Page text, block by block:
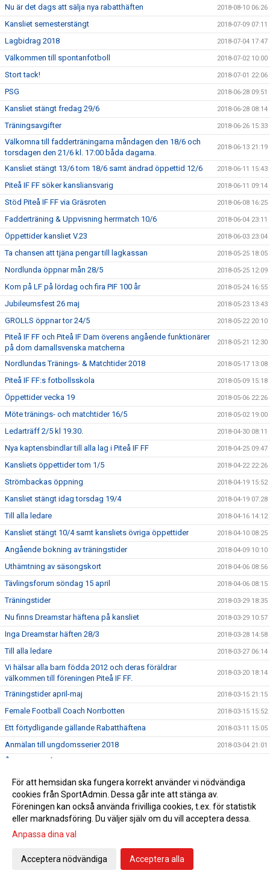
Nu är det dags att sälja nya rabatthäften 2018-08-10 06:26
Kansliet semesterstängt 2018-07-09 07:11
Lagbidrag 2018 2018-07-04 17:47
Välkommen till spontanfotboll 2018-07-02 10:00
Stort tack! 2018-07-01 22:06
PSG 2018-06-28 09:51
Kansliet stängt fredag 29/6 2018-06-28 08:14
Träningsavgifter 2018-06-26 15:33
Välkomna till fadderträningarna måndagen den 18/6 och
torsdagen den 21/6 kl. 17:00 båda dagarna.
2018-06-13 21:19
Kansliet stängt 13/6 tom 18/6 samt ändrad öppettid 12/6 2018-06-11 15:43
Piteå IF FF söker kansliansvarig 2018-06-11 09:14
Stöd Piteå IF FF via Gräsroten 2018-06-08 16:25
Fadderträning & Uppvisning herrmatch 10/6 2018-06-04 23:11
Öppettider kansliet V.23 2018-06-03 23:04
Ta chansen att tjäna pengar till lagkassan 2018-05-25 18:05
Nordlunda öppnar mån 28/5 2018-05-25 12:09
Kom på LF på lördag och fira PIF 100 år 2018-05-24 16:55
Jubileumsfest 26 maj 2018-05-23 13:43
GROLLS öppnar tor 24/5 2018-05-22 20:10
Piteå IF FF och Piteå IF Dam överens angående funktionärer
på dom damallsvenska matcherna
2018-05-21 12:30
Nordlundas Tränings- & Matchtider 2018 2018-05-17 13:08
Piteå IF FF:s fotbollsskola 2018-05-09 15:18
Öppettider vecka 19 2018-05-06 22:26
Möte tränings- och matchtider 16/5 2018-05-02 19:00
Ledarträff 2/5 kl 19.30. 2018-04-30 08:11
Nya kaptensbindlar till alla lag i Piteå IF FF 2018-04-25 09:47
Kansliets öppettider tom 1/5 2018-04-22 22:26
Strömbackas öppning 2018-04-19 15:52
Kansliet stängt idag torsdag 19/4 2018-04-19 07:28
Till alla ledare 2018-04-16 14:12
Kansliet stängt 10/4 samt kansliets övriga öppettider 2018-04-10 08:25
Angående bokning av träningstider 2018-04-09 10:10
Uthämtning av säsongskort 2018-04-06 08:56
Tävlingsforum söndag 15 april 2018-04-06 08:15
Träningstider 2018-03-29 18:35
Nu finns Dreamstar häftena på kansliet 2018-03-29 10:57
Inga Dreamstar häften 28/3 2018-03-28 14:58
Till alla ledare 2018-03-27 06:14
Vi hälsar alla barn födda 2012 och deras föräldrar
välkommen till föreningen Piteå IF FF.
2018-03-20 18:14
Träningstider april-maj 2018-03-15 21:15
Female Football Coach Norrbotten 2018-03-15 15:52
Ett förtydligande gällande Rabatthäftena 2018-03-11 15:05
Anmälan till ungdomsserier 2018 2018-03-04 21:01
Tromb Sportlovsskola 2018-02-23 08:23
Ansvarspersoner PSG 2018-02-19 19:57
Viktiga datum för alla ledare
Sportringen bjuder in till Klubbvecka!
välkommen till föreningen Piteå IF FF.
För att hemsidan ska fungera korrekt använder vi nödvändiga
cookies från SportAdmin. Dessa går inte att stänga av.
Föreningen kan också använda frivilliga cookies, t.ex. för statistik
eller marknadsföring. Du väljer själv om du vill acceptera dessa.
Anpassa dina val
Acceptera nödvändiga Acceptera alla